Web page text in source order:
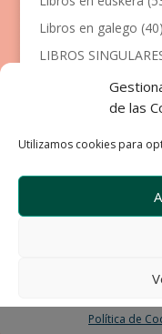
de las
Utilizamos cookies para
Política de
Libros en galego (40)
LIBROS
Llibres en català
Manualidades (53)
Primeros lectores